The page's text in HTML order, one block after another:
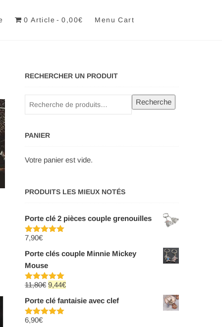
0 Article 0,00€ Menu Cart
RECHERCHER UN PRODUIT
Recherche
pour :
Recherche
PANIER
Votre panier est vide.
PRODUITS LES MIEUX NOTÉS
Porte clé 2 pièces couple grenouilles
Note
7,90€
Porte clés couple Minnie Mickey
Mouse
Note5.00
11,80€ Le
prix
initial
9,44€Le
prix
Porte clé fantaisie avec clef
Note
6,90€